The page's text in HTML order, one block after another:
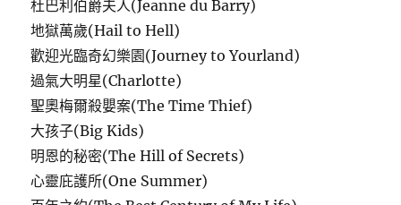
杜巴利伯爵夫人(Jeanne du Barry)
地獄萬歲(Hail to Hell)
歡迎光臨奇幻樂園(Journey to Yourland)
過氣大明星(Charlotte)
聖奧梅爾殺嬰案(The Time Thief)
大孩子(Big Kids)
明恩的秘密(The Hill of Secrets)
心靈庇護所(One Summer)